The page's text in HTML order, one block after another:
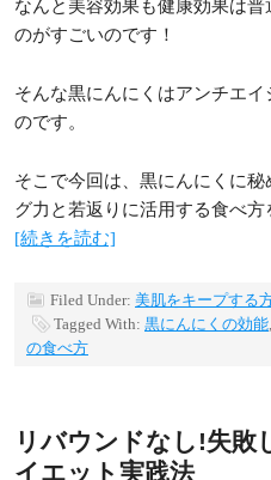
なんと美容効果も健康効果は
のがすごいのです！
そんな黒にんにくはアンチエ
のです。
そこで今回は、黒にんにくに
グ力と若返りに活用する食べ方
[続きを読む]
Filed Under: 美肌をキープする
Tagged With: 黒にんにくの効能
の食べ方
リバウンドなし!失敗
イエット実践法